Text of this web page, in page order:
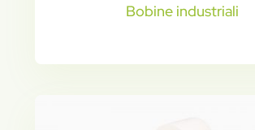
Bobine industriali